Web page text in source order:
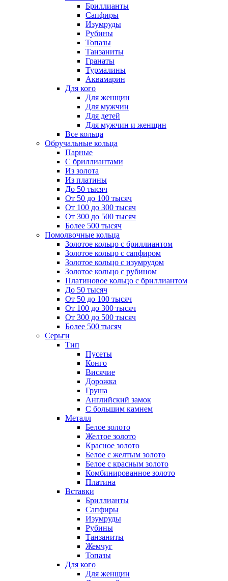
Бриллианты
Сапфиры
Изумруды
Рубины
Топазы
Танзаниты
Гранаты
Турмалины
Аквамарин
Для кого
Для женщин
Для мужчин
Для детей
Для мужчин и женщин
Все кольца
Обручальные кольца
Парные
С бриллиантами
Из золота
Из платины
До 50 тысяч
От 50 до 100 тысяч
От 100 до 300 тысяч
От 300 до 500 тысяч
Более 500 тысяч
Помолвочные кольца
Золотое кольцо с бриллиантом
Золотое кольцо с сапфиром
Золотое кольцо с изумрудом
Золотое кольцо с рубином
Платиновое кольцо с бриллиантом
До 50 тысяч
От 50 до 100 тысяч
От 100 до 300 тысяч
От 300 до 500 тысяч
Более 500 тысяч
Серьги
Тип
Пусеты
Конго
Висячие
Дорожка
Груша
Английский замок
С большим камнем
Металл
Белое золото
Желтое золото
Красное золото
Белое с желтым золото
Белое с красным золото
Комбинированное золото
Платина
Вставки
Бриллианты
Сапфиры
Изумруды
Рубины
Танзаниты
Жемчуг
Топазы
Для кого
Для женщин